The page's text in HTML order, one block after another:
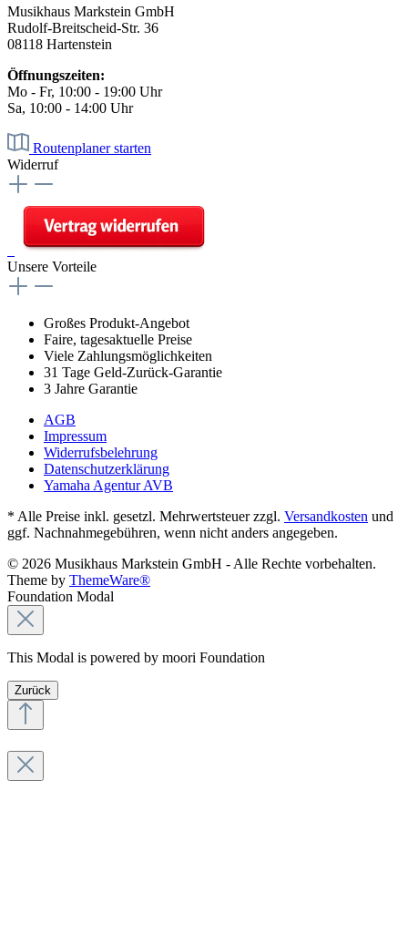
Musikhaus Markstein GmbH
Rudolf-Breitscheid-Str. 36
08118 Hartenstein
Öffnungszeiten:
Mo - Fr, 10:00 - 19:00 Uhr
Sa, 10:00 - 14:00 Uhr
Routenplaner starten
Widerruf
Unsere Vorteile
Großes Produkt-Angebot
Faire, tagesaktuelle Preise
Viele Zahlungsmöglichkeiten
31 Tage Geld-Zurück-Garantie
3 Jahre Garantie
AGB
Impressum
Widerrufsbelehrung
Datenschutzerklärung
Yamaha Agentur AVB
* Alle Preise inkl. gesetzl. Mehrwertsteuer zzgl. Versandkosten und
ggf. Nachnahmegebühren, wenn nicht anders angegeben.
© 2026 Musikhaus Markstein GmbH - Alle Rechte vorbehalten.
Theme by ThemeWare®
Foundation Modal
This Modal is powered by moori Foundation
Zurück